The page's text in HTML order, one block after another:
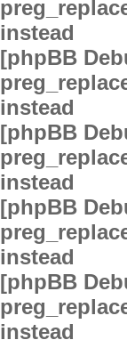
instead
[phpBB
instead
[phpBB
instead
[phpBB
instead
[phpBB
instead